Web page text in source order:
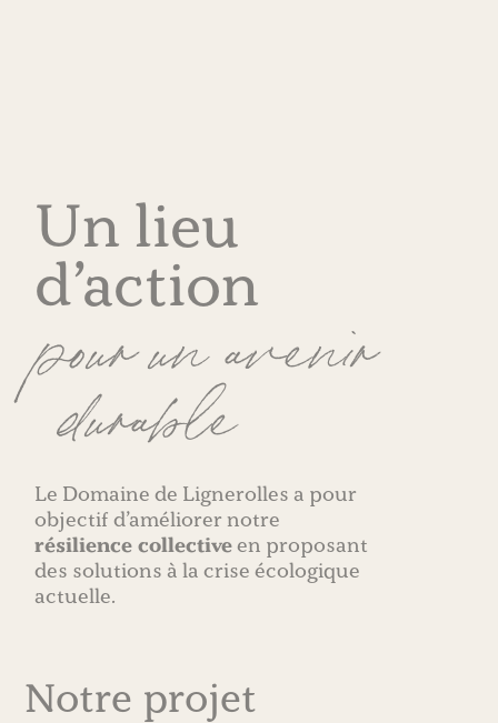
Un lieu
d’action
pour un avenir
durable
Le Domaine de Lignerolles a pour
objectif d’améliorer notre
résilience collective en proposant
des solutions à la crise écologique
actuelle.
Notre projet